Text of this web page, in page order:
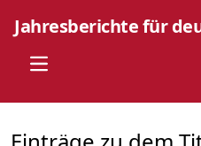
Jahresberichte für
Open main menu